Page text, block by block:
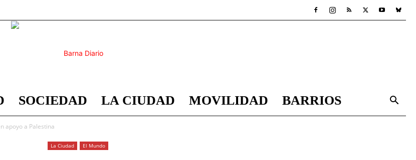
Barna
SOCIEDAD LA CIUDAD MOVILIDAD BARRIOS
apoyo a Palestina
La Ciudad El Mundo